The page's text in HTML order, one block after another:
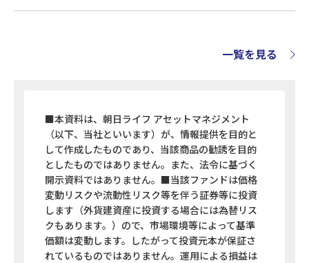
一覧を見る
■本資料は、朝日ライフ アセットマネジメント
（以下、当社といいます）が、情報提供を目的と
して作成したものであり、当該商品の勧誘を目的
としたものではありません。また、法令に基づく
開示資料ではありません。■当該ファンドは価格
変動リスクや流動性リスク等を伴う証券等に投資
します（外貨建資産に投資する場合には為替リス
クもあります。）ので、市場環境等によって基準
価額は変動します。したがって投資元本が保証さ
れているものではありません。運用による損益は